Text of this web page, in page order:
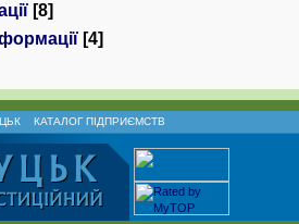
[8]
[4]
КАТАЛОГ ПІДПРИЄМСТВ